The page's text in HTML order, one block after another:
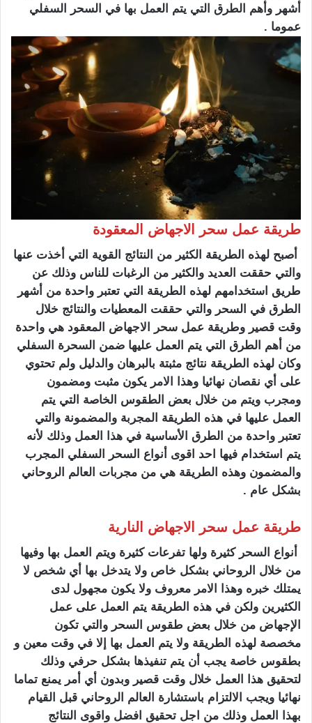
أشهر وأهم الطرق التي يتم العمل بها في السحر السفلي
عموما .
طريقة عمل سحر الاجهاض المعقودة
أصبح لهذه الطريقة الكثير من النتائج القوية التي أخذت عنها
والتي حققت العديد والكثير من الرغبات للناس وذلك عن
طريق استخدامهم لهذه الطريقة التي تعتبر واحدة من أشهر
الطرق في السحر والتي حققت المعطيات والنتائج خلال
وقت قصير وطريقة عمل سحر الاجهاض المعقود هي واحدة
من أهم الطرق التي يتم العمل عليها ضمن السحرة السفلي
وكان لهذه الطريقة نتائج مثبتة بالبرهان والدليل ولم تحتوي
على أي نقصان نهائيا وهذا الامر يكون مثبت ومضمون
ومجرب ويتم من خلال بعض الطقوس الخاصة التي يتم
العمل عليها في هذه الطريقة المجربة والمضمونة والتي
تعتبر واحدة من الطرق الأساسية في هذا العمل وذلك لأنه
يتم استخدام فيها احد اقوى أنواع السحر السفلي المجرب
والمضمون وهذه الطريقة هي من مجربات العالم الروحاني
بشكل عام .
طريقة عمل سحر الاجهاض النارية
أنواع السحر كثيرة ولها تفرعات كثيرة ويتم العمل بها وفيها
من خلال الروحاني بشكل خاص ولا يتدخل بها أي شخص لا
يمتلك خبره وهذا الامر معروف ولا يكون مجهول لدى
الكثيرين ولكن في هذه الطريقة يتم العمل على عمل
الإجهاض من خلال بعض طقوس السحر والتي تكون
مخصصة لهذه الطريقة ولا يتم العمل بها إلا في وقت معين و
بطقوس خاصة يجب أن يتم تنفيذها بشكل حرفي وذلك
لتحقيق هذا العمل خلال وقت قصير وبدون أي أمر يمنع تماما
نهائيا ويجب الالتزام باستشارة العالم الروحاني قبل القيام
بهذا العمل وذلك من اجل تحقيق افضل واقوى النتائج